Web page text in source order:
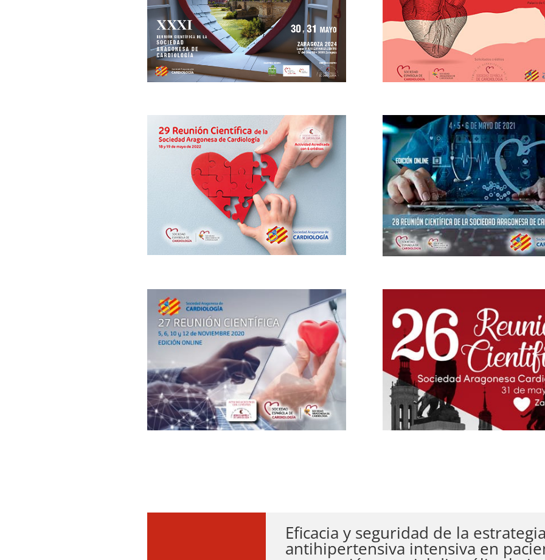
Eficacia y seguridad de la estrategia
antihipertensiva intensiva en